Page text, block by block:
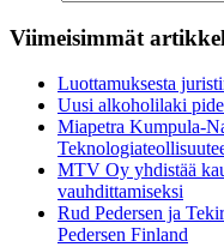
Viimeisimmät
Luottamuksesta
Uusi alkoholilaki
Miapetra Kumpula-
MTV Oy yhdistää
vauhdittamiseksi
Rud Pedersen ja
Pedersen Finland